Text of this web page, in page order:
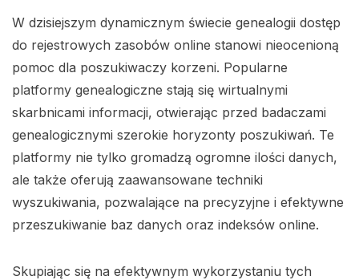
W dzisiejszym dynamicznym świecie genealogii dostęp
do rejestrowych zasobów online stanowi nieocenioną
pomoc dla poszukiwaczy korzeni. Popularne
platformy genealogiczne stają się wirtualnymi
skarbnicami informacji, otwierając przed badaczami
genealogicznymi szerokie horyzonty poszukiwań. Te
platformy nie tylko gromadzą ogromne ilości danych,
ale także oferują zaawansowane techniki
wyszukiwania, pozwalające na precyzyjne i efektywne
przeszukiwanie baz danych oraz indeksów online.
Skupiając się na efektywnym wykorzystaniu tych